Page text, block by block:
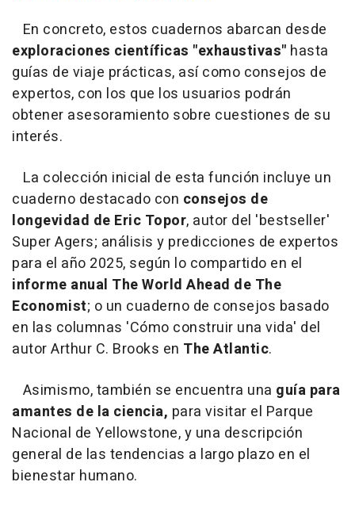
En concreto, estos cuadernos abarcan desde
exploraciones científicas "exhaustivas" hasta
guías de viaje prácticas, así como consejos de
expertos, con los que los usuarios podrán
obtener asesoramiento sobre cuestiones de su
interés.
La colección inicial de esta función incluye un
cuaderno destacado con consejos de
longevidad de Eric Topor, autor del 'bestseller'
Super Agers; análisis y predicciones de expertos
para el año 2025, según lo compartido en el
informe anual The World Ahead de The
Economist; o un cuaderno de consejos basado
en las columnas 'Cómo construir una vida' del
autor Arthur C. Brooks en The Atlantic.
Asimismo, también se encuentra una guía para
amantes de la ciencia, para visitar el Parque
Nacional de Yellowstone, y una descripción
general de las tendencias a largo plazo en el
bienestar humano.